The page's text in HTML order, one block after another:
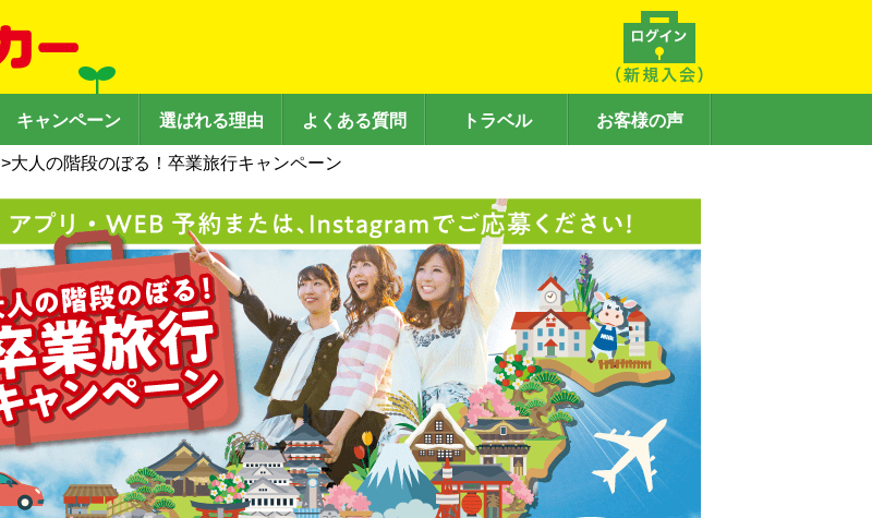
キャンペーン 選ばれる理由 よくある質問 トラベル お客様の声
>大人の階段のぼる！卒業旅行キャンペーン